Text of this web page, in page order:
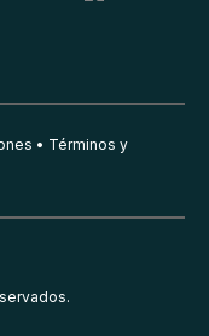
Términos y